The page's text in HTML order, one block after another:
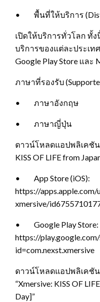
• พื้นที่ให้บริการ
เปิดให้บริการทั่วโลก ทั้
บริการของแต่ละประเท
Google Play Store และ
ภาษาที่รองรับ
• ภาษาอังกฤษ
• ภาษาญี่ปุ่น
ดาวน์โหลดแอปพลิเคชัน
KISS OF LIFE from
• App Store (iOS):
https://apps.apple.com/
xmersive/
• Google Play Store:
https://
id=com.nexst.xmersive
ดาวน์โหลดแอปพลิเคชั
“Xmersive: KISS OF
Day]”